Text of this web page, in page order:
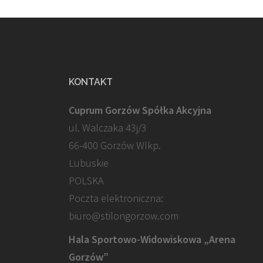
KONTAKT
Cuprum Gorzów Spółka Akcyjna
ul. Walczaka 43j/3
66-400 Gorzów Wlkp.
Lubuskie
POLSKA
Poczta elektroniczna:
biuro@stilongorzow.com
Hala Sportowo-Widowiskowa „Arena
Gorzów”